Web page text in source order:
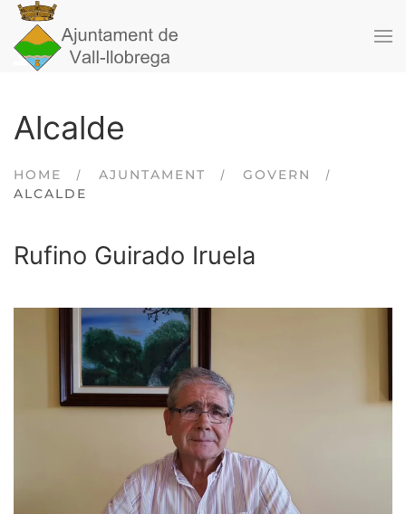
Skip to main content
Alcalde
HOME AJUNTAMENT
GOVERN
ALCALDE
Rufino Guirado Iruela